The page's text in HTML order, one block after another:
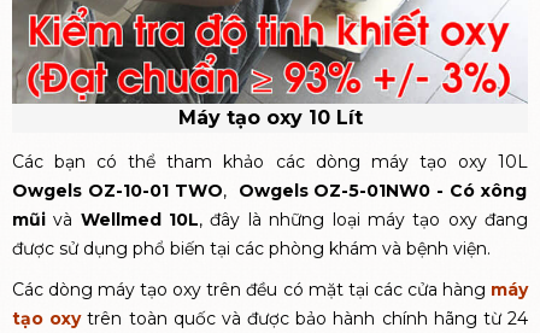
Máy tạo oxy 10 Lít
Các bạn có thể tham khảo các dòng máy tạo oxy 10L
Owgels OZ-10-01 TWO, Owgels OZ-5-01NW0 - Có xông
mũi và Wellmed 10L, đây là những loại máy tạo oxy đang
được sử dụng phổ biến tại các phòng khám và bệnh viện.
Các dòng máy tạo oxy trên đều có mặt tại các cửa hàng máy
tạo oxytrên toàn quốc và được bảo hành chính hãng từ 24